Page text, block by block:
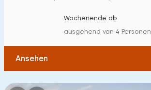
Wochenende ab
ausgehend von 4 Personen
Ansehen